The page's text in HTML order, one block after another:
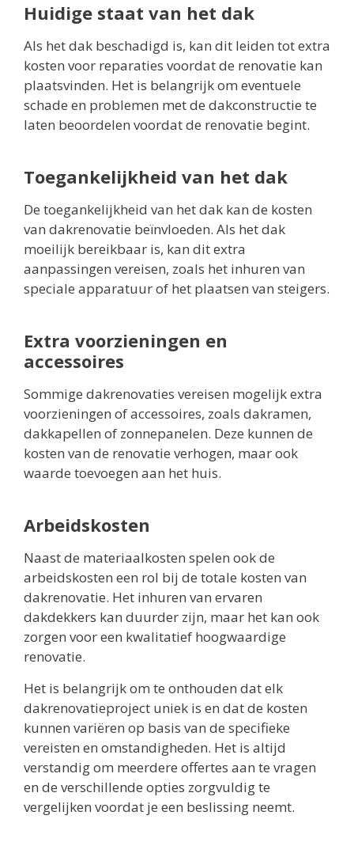
Huidige staat van het dak
Als het dak beschadigd is, kan dit leiden tot extra
kosten voor reparaties voordat de renovatie kan
plaatsvinden. Het is belangrijk om eventuele
schade en problemen met de dakconstructie te
laten beoordelen voordat de renovatie begint.
Toegankelijkheid van het dak
De toegankelijkheid van het dak kan de kosten
van dakrenovatie beïnvloeden. Als het dak
moeilijk bereikbaar is, kan dit extra
aanpassingen vereisen, zoals het inhuren van
speciale apparatuur of het plaatsen van steigers.
Extra voorzieningen en
accessoires
Sommige dakrenovaties vereisen mogelijk extra
voorzieningen of accessoires, zoals dakramen,
dakkapellen of zonnepanelen. Deze kunnen de
kosten van de renovatie verhogen, maar ook
waarde toevoegen aan het huis.
Arbeidskosten
Naast de materiaalkosten spelen ook de
arbeidskosten een rol bij de totale kosten van
dakrenovatie. Het inhuren van ervaren
dakdekkers kan duurder zijn, maar het kan ook
zorgen voor een kwalitatief hoogwaardige
renovatie.
Het is belangrijk om te onthouden dat elk
dakrenovatieproject uniek is en dat de kosten
kunnen variëren op basis van de specifieke
vereisten en omstandigheden. Het is altijd
verstandig om meerdere offertes aan te vragen
en de verschillende opties zorgvuldig te
vergelijken voordat je een beslissing neemt.